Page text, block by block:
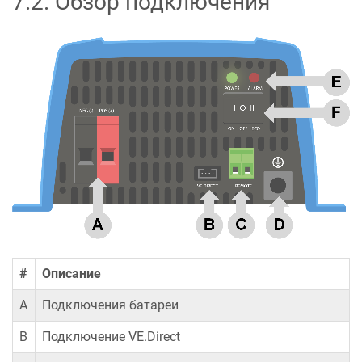
# Описание
A Подключения батареи
B Подключение VE.Direct